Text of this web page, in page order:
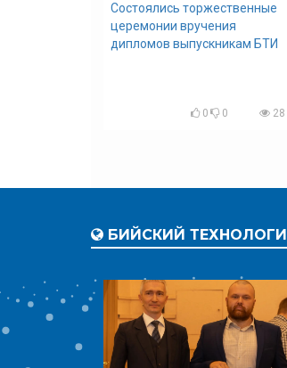
Состоялись торжественные
церемонии вручения
дипломов выпускникам БТИ
0 0 28
БИЙСКИЙ